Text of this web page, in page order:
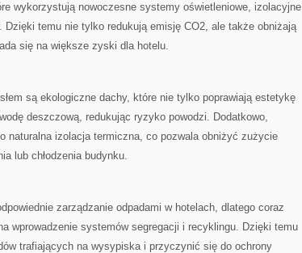
wykorzystują nowoczesne systemy oświetleniowe,⁤ izolacyjne
Dzięki temu nie ⁤tylko redukują emisję CO2, ale⁤ także obniżają⁤
‍się ‌na większe zyski dla hotelu.
są ekologiczne dachy,⁢ które nie tylko poprawiają estetykę
deszczową, ⁢redukując ryzyko powodzi. Dodatkowo,
naturalna izolacja termiczna, co ⁤pozwala obniżyć ​zużycie
lub⁤ chłodzenia budynku.
zarządzanie odpadami⁣ w ‍hotelach, dlatego coraz
wprowadzenie systemów segregacji i recyklingu. Dzięki ‌temu
‍trafiających na wysypiska‌ i przyczynić się do ochrony⁤